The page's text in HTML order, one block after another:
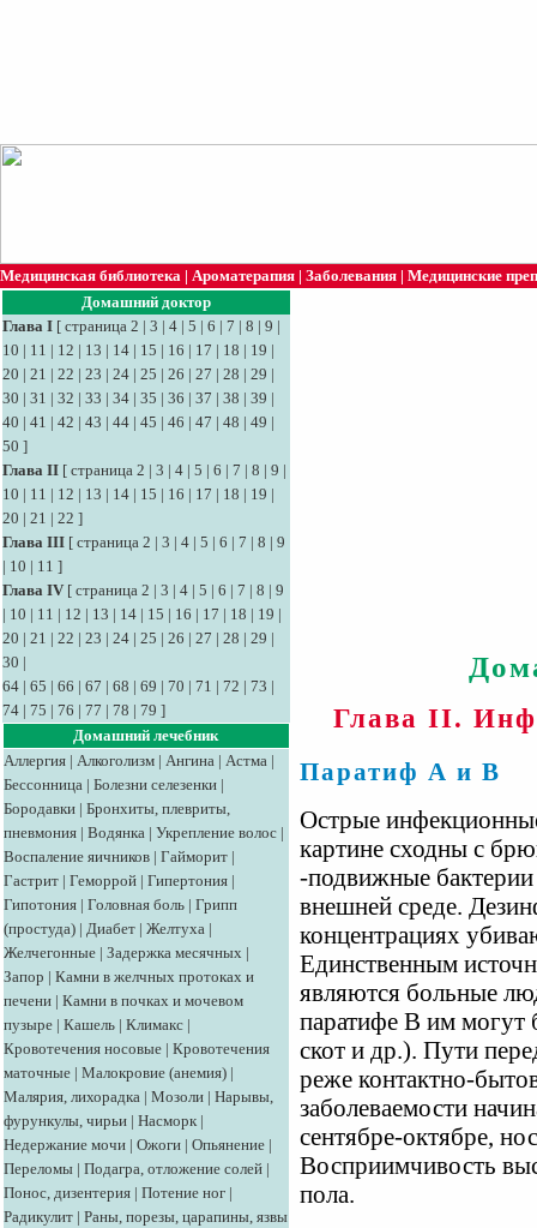
Медицинская библиотека | Ароматерапия | Заболевания | Медицинские
Домашний доктор
Глава I [ страница 2 | 3 | 4 | 5 | 6 | 7 | 8 | 9 |
10 | 11 | 12 | 13 | 14 | 15 | 16 | 17 | 18 | 19 |
20 | 21 | 22 | 23 | 24 | 25 | 26 | 27 | 28 | 29 |
30 | 31 | 32 | 33 | 34 | 35 | 36 | 37 | 38 | 39 |
40 | 41 | 42 | 43 | 44 | 45 | 46 | 47 | 48 | 49 |
50 ]
Глава II [ страница 2 | 3 | 4 | 5 | 6 | 7 | 8 | 9 |
10 | 11 | 12 | 13 | 14 | 15 | 16 | 17 | 18 | 19 |
20 | 21 | 22 ]
Глава III [ страница 2 | 3 | 4 | 5 | 6 | 7 | 8 | 9
| 10 | 11 ]
Глава IV [ страница 2 | 3 | 4 | 5 | 6 | 7 | 8 | 9
| 10 | 11 | 12 | 13 | 14 | 15 | 16 | 17 | 18 | 19 |
20 | 21 | 22 | 23 | 24 | 25 | 26 | 27 | 28 | 29 |
30 |
64 | 65 | 66 | 67 | 68 | 69 | 70 | 71 | 72 | 73 |
74 | 75 | 76 | 77 | 78 | 79 ]
Домашний лечебник
Аллергия | Алкоголизм | Ангина | Астма |
Бессонница | Болезни селезенки |
Бородавки | Бронхиты, плевриты,
пневмония | Водянка | Укрепление волос |
Воспаление яичников | Гайморит |
Гастрит | Геморрой | Гипертония |
Гипотония | Головная боль | Грипп
(простуда) | Диабет | Желтуха |
Желчегонные | Задержка месячных |
Запор | Камни в желчных протоках и
печени | Камни в почках и мочевом
пузыре | Кашель | Климакс |
Кровотечения носовые | Кровотечения
маточные | Малокровие (анемия) |
Малярия, лихорадка | Мозоли | Нарывы,
фурункулы, чирьи | Насморк |
Недержание мочи | Ожоги | Опьянение |
Переломы | Подагра, отложение солей |
Понос, дизентерия | Потение ног |
Радикулит | Раны, порезы, царапины, язвы
Глава II.
Паратиф А и В
Острые
картине сходны с
-подвижные бактерии
внешней среде.
концентрациях
Единственным
являются больные
паратифе В им могут
скот и др.). Пути
реже контактно-
заболеваемости
сентябре-октябре,
Восприимчивость
пола.